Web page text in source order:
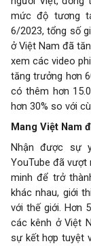
mức độ tương
6/2023, tổng số
ở Việt Nam đã
xem các video
tăng trưởng hơn
có thêm hơn
hơn 30% so với
Mang Việt Nam
Nhận được sự
YouTube đã vượt
minh để trở
khác nhau, giới
với thế giới. Hơn
các kênh ở Việt
sự kết hợp tuyệt